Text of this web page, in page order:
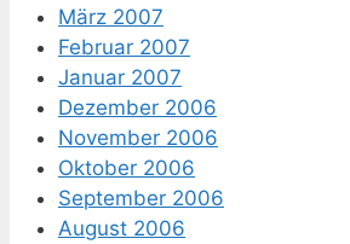
März 2007
Februar 2007
Januar 2007
Dezember 2006
November 2006
Oktober 2006
September 2006
August 2006